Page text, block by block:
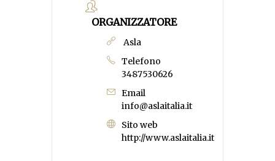
ORGANIZZATORE
Asla
Telefono
3487530626
Email
info@aslaitalia.it
Sito web
http://www.aslaitalia.it